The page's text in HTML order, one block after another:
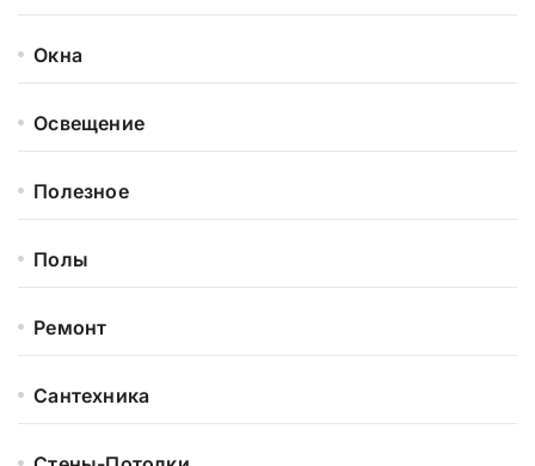
Окна
Освещение
Полезное
Полы
Ремонт
Сантехника